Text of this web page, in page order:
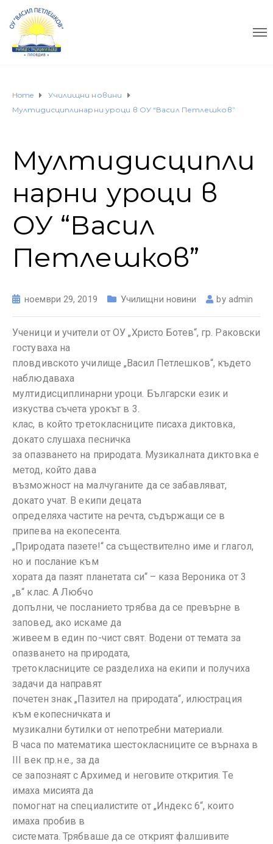
Home
Училищни новини
Мултидисциплинарни уроци в ОУ “Васил Петлешков”
Мултидисципли
нарни уроци в
ОУ “Васил
Петлешков”
ноември 29, 2019 Училищни новини by admin
Ученици и учители от ОУ „Христо Ботев“, гр. Раковски
гостуваха на
пловдивското училище „Васил Петлешков“, където
наблюдаваха
мултидисциплинарни уроци. Български език и
изкуства съчета урокът в 3.
клас, в който третокласниците писаха диктовка,
докато слушаха песничка
за опазването на природата. Музикалната диктовка е
метод, който дава
възможност на малчуганите да се забавляват,
докато учат. В екипи децата
определяха частите на речта, съдържащи се в
припева на екопесента.
„Природата пазете!“ са съществително име и глагол,
но и послание към
хората да пазят планетата си“ – каза Вероника от 3
„в“ клас. А Любчо
допълни, че посланието трябва да се превърне в
заповед, ако искаме да
живеем в един по-чист свят. Водени от темата за
опазването на природата,
третокласниците се разделиха на екипи и получиха
задачи да направят
почетен знак „Пазител на природата“, илюстрация
към екопесничката и
музикални бутилки от непотребни материали.
В часа по математика шестокласниците се върнаха в
III век пр.н.е., за да
се запознаят с Архимед и неговите открития. Те
имаха мисията да
помогнат на специалистите от „Индекс 6“, които
имаха пробив в
системата. Трябваше да се открият фалшивите